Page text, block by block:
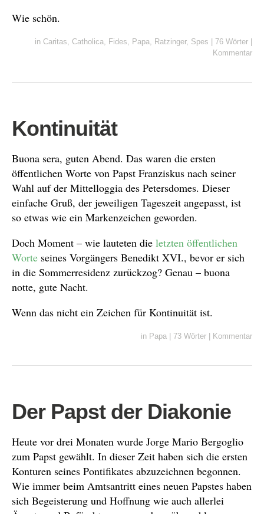
Wie schön.
in Caritas, Catholica, Fides, Papa, Ratzinger, Spes 76 Wörter
Kommentar
Kontinuität
Buona sera, guten Abend. Das waren die ersten
öffentlichen Worte von Papst Franziskus nach seiner
Wahl auf der Mittelloggia des Petersdomes. Dieser
einfache Gruß, der jeweiligen Tageszeit angepasst, ist
so etwas wie ein Markenzeichen geworden.
Doch Moment – wie lauteten die letzten öffentlichen
Worte seines Vorgängers Benedikt XVI., bevor er sich
in die Sommerresidenz zurückzog? Genau – buona
notte, gute Nacht.
Wenn das nicht ein Zeichen für Kontinuität ist.
in Papa 73 Wörter Kommentar
Der Papst der Diakonie
Heute vor drei Monaten wurde Jorge Mario Bergoglio
zum Papst gewählt. In dieser Zeit haben sich die ersten
Konturen seines Pontifikates abzuzeichnen begonnen.
Wie immer beim Amtsantritt eines neuen Papstes haben
sich Begeisterung und Hoffnung wie auch allerlei